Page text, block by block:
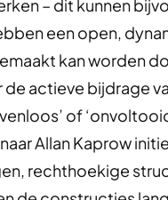
– dit kunnen
een open,
kan worden
actieve bijdrage
of
Allan Kaprow
rechthoekige